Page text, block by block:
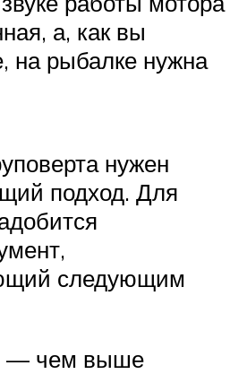
а, как вы
на рыбалке нужна
нужен
подход. Для
следующим
— чем выше